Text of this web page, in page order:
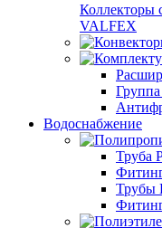
Коллекторы
VALFEX
Водоснабжение
Труба
Трубы